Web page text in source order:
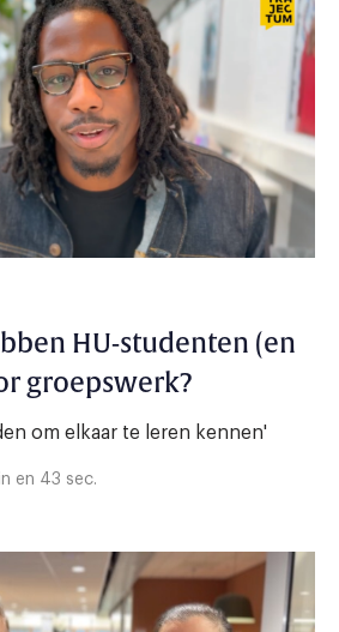
HU-studenten (en
groepswerk?
om elkaar te leren kennen'
en 43 sec.